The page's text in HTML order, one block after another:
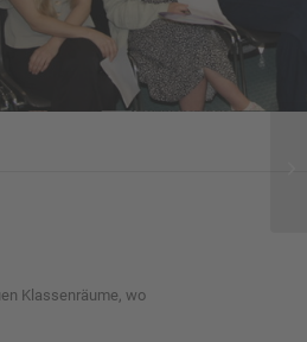
Klassenräume, wo